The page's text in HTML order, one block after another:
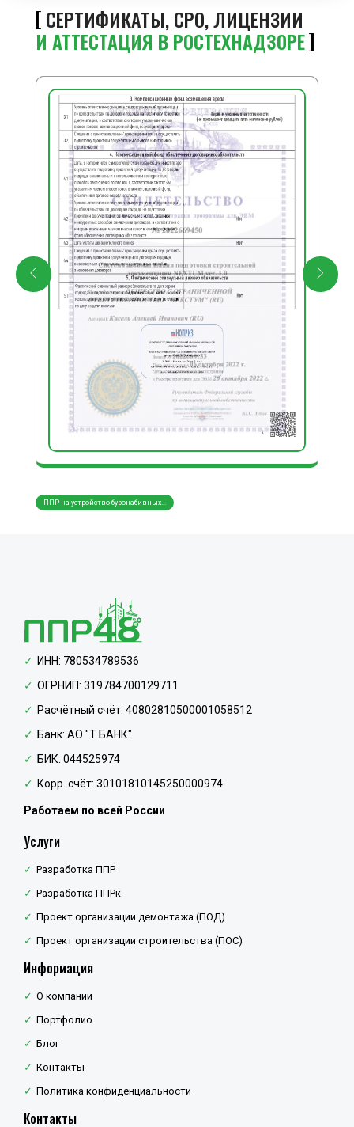
СЕРТИФИКАТЫ, СРО, ЛИЦЕНЗИИ
И АТТЕСТАЦИЯ В РОСТЕХНАДЗОРЕ
ППР на устройство буронабивных...
Создание схем складирования ма...
ИНН: 780534789536
ОГРНИП: 319784700129711
Расчётный счёт: 40802810500001058512
Банк: АО "Т БАНК"
БИК: 044525974
Корр. счёт: 30101810145250000974
Работаем по всей России
Услуги
Разработка ППР
Разработка ППРк
Проект организации демонтажа (ПОД)
Проект организации строительства (ПОС)
Информация
О компании
Портфолио
Блог
Контакты
Политика конфиденциальности
Контакты